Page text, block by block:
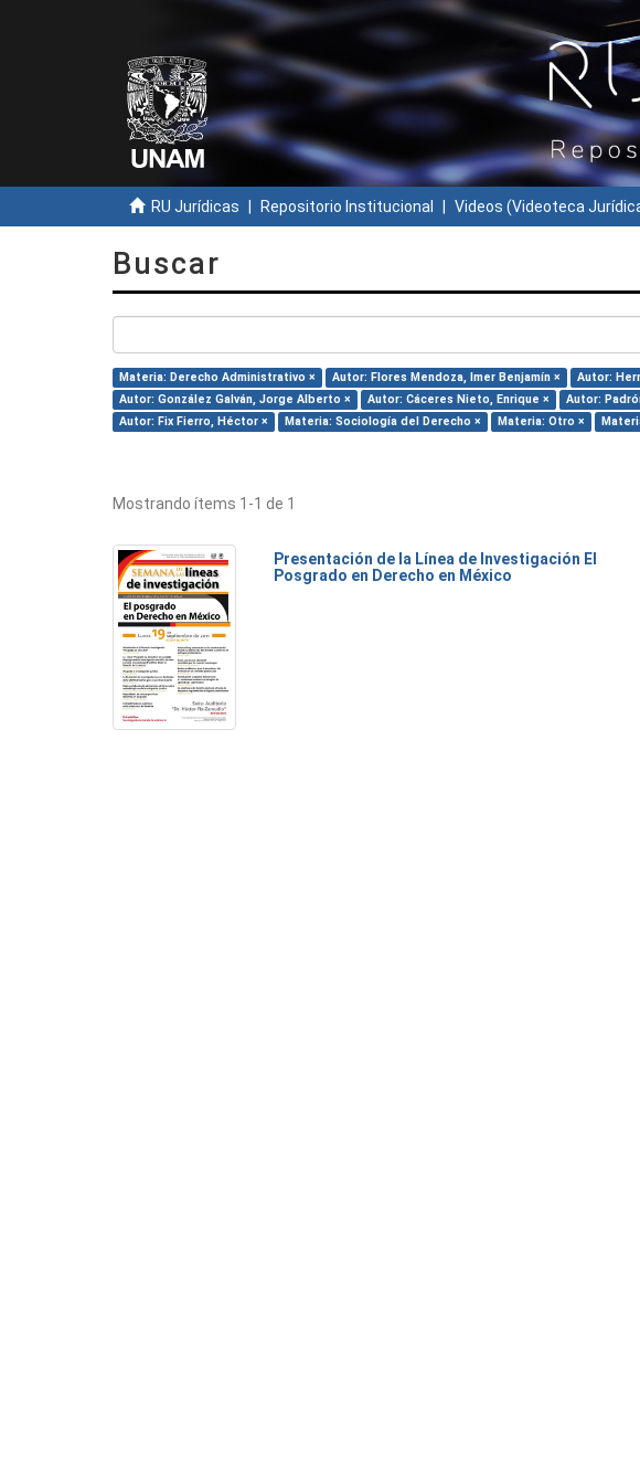
RU Jurídicas Repositorio Institucional Videos (Videoteca
Buscar
Materia: Derecho Administrativo × Autor: Flores Mendoza, Imer Benjamín ×
Autor:
Autor: González Galván, Jorge Alberto ×
Autor: Cáceres Nieto, Enrique × Autor:
Autor: Fix Fierro, Héctor ×
Materia: Sociología del Derecho × Materia: Otro ×
Mostrando ítems 1-1 de 1
Presentación de la Línea de Investigación El
Posgrado en Derecho en México